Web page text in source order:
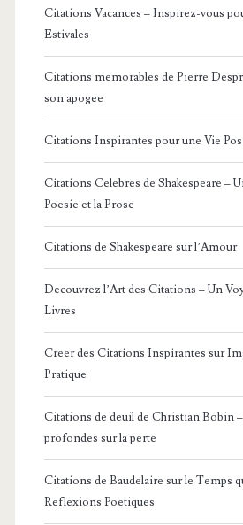
Citations Vacances – Inspirez-vous
Estivales
Citations memorables de Pierre
son apogee
Citations Inspirantes pour une Vie
Citations Celebres de Shakespeare –
Poesie et la Prose
Citations de Shakespeare sur l’Amour
Decouvrez l’Art des Citations – Un
Livres
Creer des Citations Inspirantes sur
Pratique
Citations de deuil de Christian Bobin
profondes sur la perte
Citations de Baudelaire sur le Temps
Reflexions Poetiques